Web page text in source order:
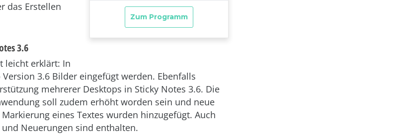
das Erstellen
3.6
leicht erklärt: In
3.6 Bilder eingefügt werden. Ebenfalls
mehrerer Desktops in Sticky Notes 3.6. Die
soll zudem erhöht worden sein und neue
eines Textes wurden hinzugefügt. Auch
Neuerungen sind enthalten.